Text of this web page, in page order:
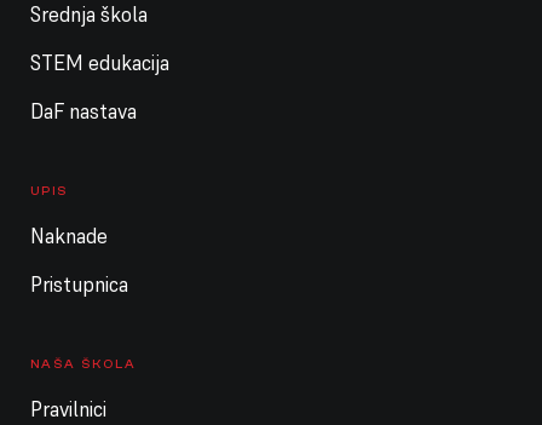
Srednja škola
STEM edukacija
DaF nastava
UPIS
Naknade
Pristupnica
NAŠA ŠKOLA
Pravilnici